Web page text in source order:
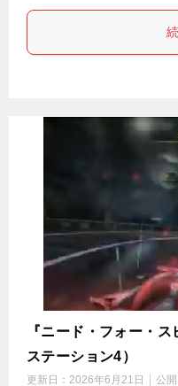
『ニード・フォー・
ステーション4）
更新日： 2026年6月21日 公開